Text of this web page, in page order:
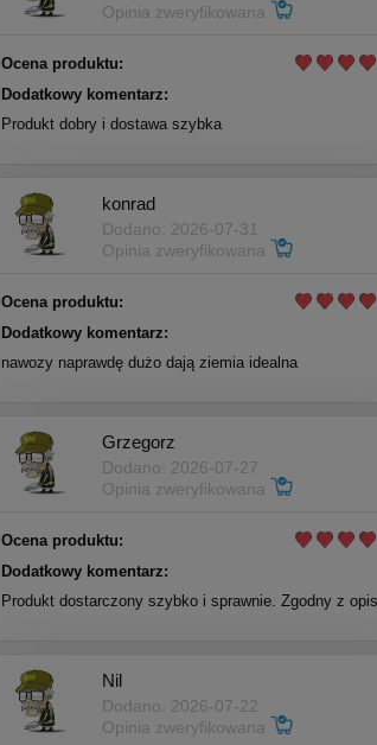
Opinia zweryfikowana
Ocena produktu:
Dodatkowy komentarz:
Produkt dobry i dostawa szybka
konrad
Dodano: 2026-07-31
Opinia zweryfikowana
Ocena produktu:
Dodatkowy komentarz:
nawozy naprawdę dużo dają ziemia idealna
Grzegorz
Dodano: 2026-07-27
Opinia zweryfikowana
Ocena produktu:
Dodatkowy komentarz:
Produkt dostarczony szybko i sprawnie. Zgodny z
Nil
Dodano: 2026-07-22
Opinia zweryfikowana